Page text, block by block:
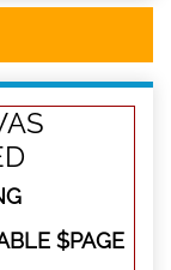
$PAGE